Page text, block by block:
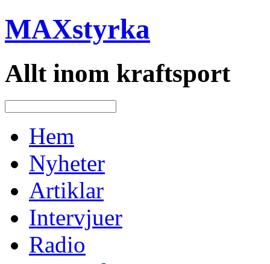
MAXstyrka
Allt inom kraftsport
Hem
Nyheter
Artiklar
Intervjuer
Radio